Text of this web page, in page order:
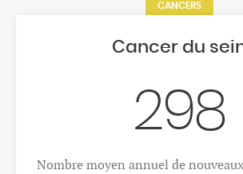
CANCERS
Cancer du
298
Nombre moyen annuel de